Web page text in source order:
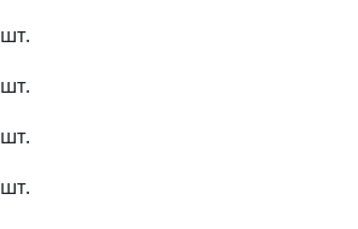
шт.
шт.
шт.
шт.